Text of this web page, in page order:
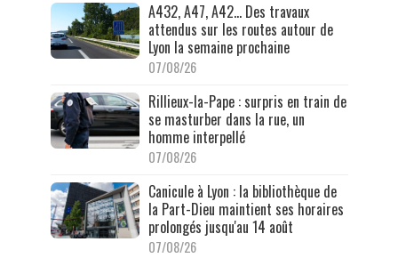
A432, A47, A42… Des travaux
attendus sur les routes autour de
Lyon la semaine prochaine
07/08/26
Rillieux-la-Pape : surpris en train de
se masturber dans la rue, un
homme interpellé
07/08/26
Canicule à Lyon : la bibliothèque de
la Part-Dieu maintient ses horaires
prolongés jusqu'au 14 août
07/08/26